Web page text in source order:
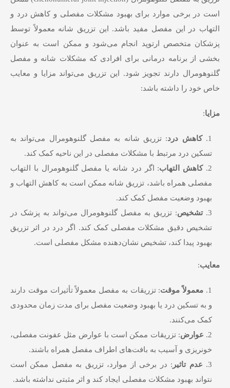
است در برخی موارد برای بهبود مشکلات مفصلی و کاهش درد و
التهاب در این مفصل مفید باشد. این تزریق شانه معمولاً توسط
پزشکان متخصص ارتوپد انجام می‌شود و ممکن است به عنوان
بخشی از برنامه درمانی برای افرادی که مشکلات شانه و مفصل
گلنوهومرال دارند تجویز شود. این تزریق می‌تواند مزایا و معایب
خاص خود را داشته باشد:
مزایا:
کاهش درد: تزریق شانه به مفصل گلنوهومرال می‌تواند به
تسکین درد مرتبط با مشکلات مفصلی در این ناحیه کمک کند.
کاهش التهاب: اگر درد شانه یا مفصل گلنوهومرال با التهاب
مفصلی همراه باشد، تزریق شانه ممکن است به کاهش التهاب و
بهبود وضعیت مفصل کمک کند.
تشخیص: تزریق به مفصل گلنوهومرال می‌تواند به پزشک در
تشخیص دقیق مشکلات مفصلی کمک کند. اگر درد در اثر تزریق
بهبود پیدا کند، تشخیص نشان‌دهنده مشکل مفصلی است.
معایب:
معمولاً موقت: تزریقات به مفصل معمولاً تأثیرات موقت دارند
و به تسکین درد یا بهبود وضعیت مفصل برای مدت زمان محدودی
کمک می‌کنند.
عوارض : تزریقات ممکن است با عوارض مثل عفونت مفصلی،
خونریزی و آسیب به بافت‌های اطراف مفصل همراه باشند.
عدم تاثیر: در برخی از موارد، تزریق به مفصل ممکن است
نتواند بهبود مشکلات مفصلی ایجاد کند و اثر مثبتی نداشته باشد.